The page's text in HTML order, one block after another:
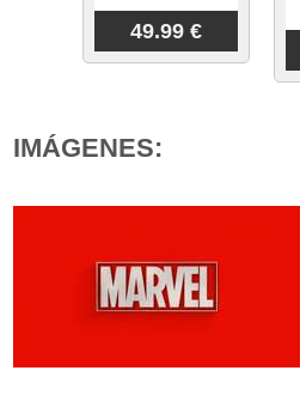
49.99 €
IMÁGENES: